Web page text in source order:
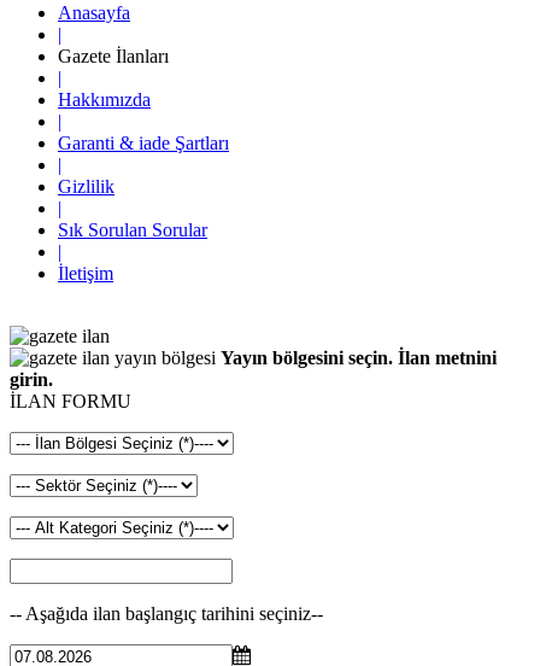
Anasayfa
|
Gazete İlanları
|
Hakkımızda
|
Garanti & iade Şartları
|
Gizlilik
|
Sık Sorulan Sorular
|
İletişim
Yayın bölgesini seçin. İlan metnini
girin.
İLAN FORMU
-- Aşağıda ilan başlangıç tarihini seçiniz--